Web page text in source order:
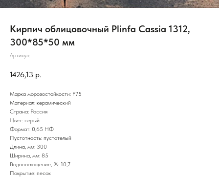
Кирпич облицовочный Plinfa Cassia 1312,
300*85*50 мм
Артикул:
1426,13 р.
Марка морозостойкости: F75
Материал: керамический
Страна: Россия
Цвет: серый
Формат: 0,65 НФ
Пустотность: пустотелый
Длина, мм: 300
Ширина, мм: 85
Водопоглощение, %: 10,7
Покрытие: песок